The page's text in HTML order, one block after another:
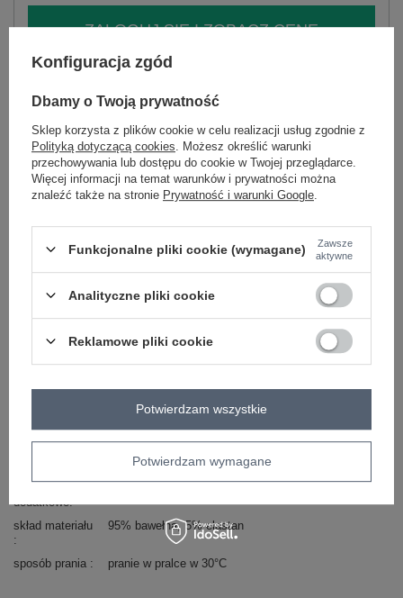
ZALOGUJ SIĘ I ZOBACZ CENĘ
Zadzwoń
+48 601 547 740 Zadaj pytanie
skład materiału : 95% bawełna, 5% elastan
sposób prania : pranie w pralce w 30°C
Kod produktu
PM-BZ-GN2075.85
Marka
AMBITIONFLY
typ produktu
bluzka codzienna
casual
okazja
codzienne
wzór
gładki
krótki rękaw
dekolt
okrągły
dodatkowe
skład materiału 95% bawełna 5% elastan
sposób prania pranie w pralce w 30°C
Konfiguracja zgód
Dbamy o Twoją prywatność
Sklep korzysta z plików cookie w celu realizacji usług zgodnie z
Polityką dotyczącą cookies . Możesz określić warunki
przechowywania lub dostępu do cookie w Twojej przeglądarce.
Więcej informacji na temat warunków i prywatności można
znaleźć także na stronie Prywatność i warunki Google
Funkcjonalne pliki cookie (wymagane)
Zawsze
aktywne
Analityczne pliki cookie
Reklamowe pliki cookie
Potwierdzam wymagane
Potwierdzam wszystkie